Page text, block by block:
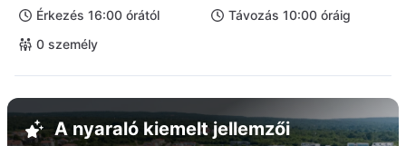
Érkezés 16:00 órától
Távozás 10:00 óráig
0 személy
A nyaraló kiemelt jellemzői